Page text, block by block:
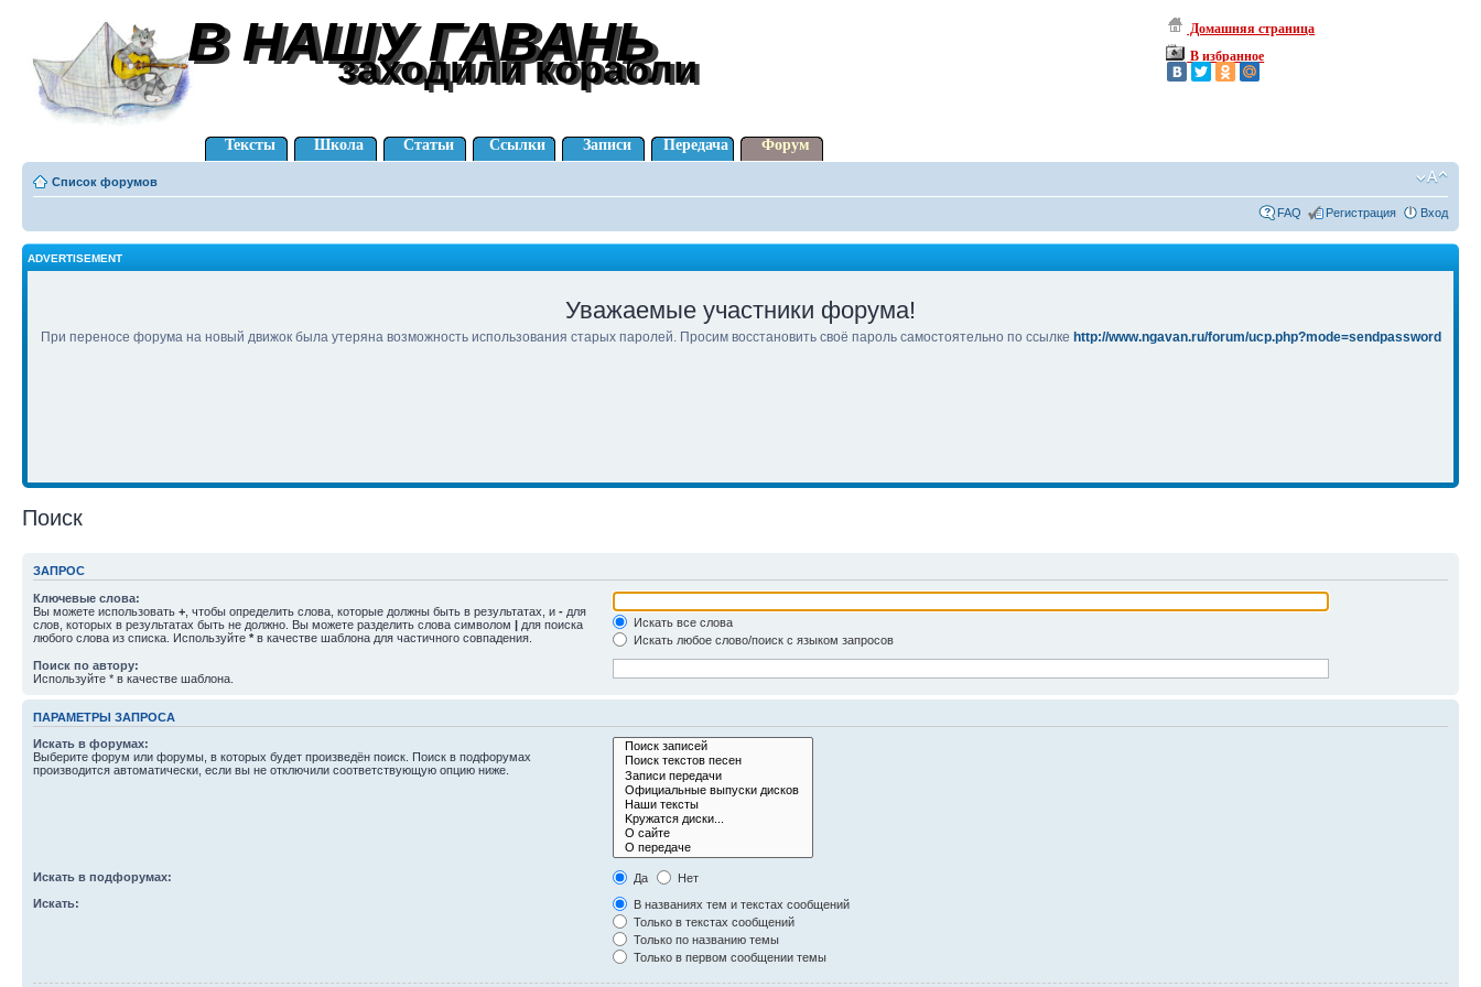
В НАШУ ГАВАНЬ
В НАШУ ГАВАНЬ
заходили корабли
заходили корабли
Домашняя страница
В избранное
Тексты Школа Статьи Ссылки Записи Передача Форум
Список форумов
FAQ Регистрация Вход
ADVERTISEMENT
Уважаемые участники форума!
При переносе форума на новый движок была утеряна возможность использования старых паролей. Просим восстановить своё пароль самостоятельно по ссылке http://www.ngavan.ru/forum/ucp.php?mode=sendpassword
Поиск
ЗАПРОС
Ключевые слова:
Вы можете использовать + , чтобы определить слова, которые должны быть в результатах, и - для
слов, которых в результатах быть не должно. Вы можете разделить слова символом | для поиска
любого слова из списка. Используйте * в качестве шаблона для частичного совпадения.
Искать все слова
Искать любое слово/поиск с языком запросов
Поиск по автору:
Используйте * в качестве шаблона.
ПАРАМЕТРЫ ЗАПРОСА
Искать в форумах:
Выберите форум или форумы, в которых будет произведён поиск. Поиск в подфорумах
производится автоматически, если вы не отключили соответствующую опцию ниже.
Искать в подфорумах: Да
Нет
Искать:
В названиях тем и текстах сообщений
Только в текстах сообщений
Только по названию темы
Только в первом сообщении темы